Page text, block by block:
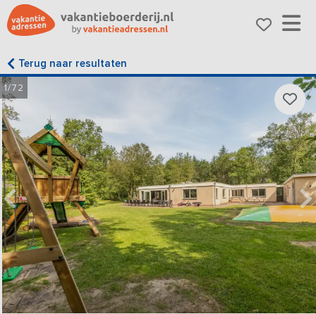
Terug naar resultaten
1/72